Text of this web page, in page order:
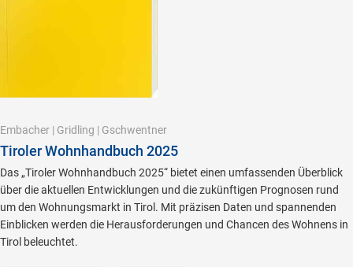
Embacher | Gridling | Gschwentner
Tiroler Wohnhandbuch 2025
Das „Tiroler Wohnhandbuch 2025“ bietet einen umfassenden Überblick
über die aktuellen Entwicklungen und die zukünftigen Prognosen rund
um den Wohnungsmarkt in Tirol. Mit präzisen Daten und spannenden
Einblicken werden die Herausforde­rungen und Chancen des Wohnens in
Tirol beleuchtet.